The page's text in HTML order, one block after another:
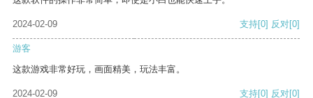
2024-02-09 支持[0] 反对[0]
游客
这款游戏非常好玩，画面精美，玩法丰富。
2024-02-09 支持[0] 反对[0]